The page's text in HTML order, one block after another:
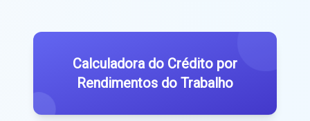
Calculadora do Crédito por
Rendimentos do Trabalho